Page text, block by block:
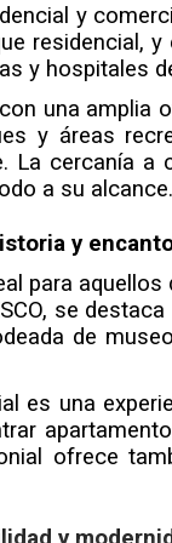
y
residencial,
y hospitales
una amplia
y áreas
La cercanía
a su alcance.
y
para
se
de
es una
ofrece